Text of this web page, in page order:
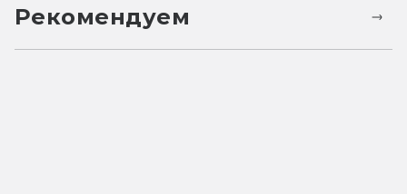
Рекомендуем